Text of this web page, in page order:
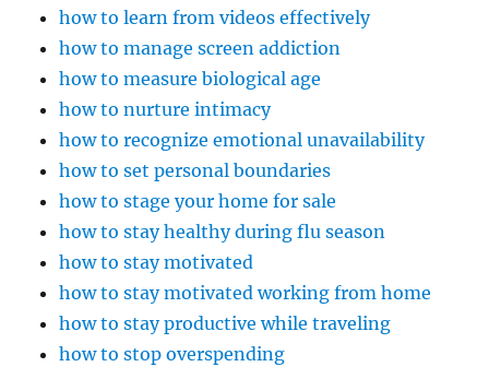
how to learn from videos effectively
how to manage screen addiction
how to measure biological age
how to nurture intimacy
how to recognize emotional unavailability
how to set personal boundaries
how to stage your home for sale
how to stay healthy during flu season
how to stay motivated
how to stay motivated working from home
how to stay productive while traveling
how to stop overspending